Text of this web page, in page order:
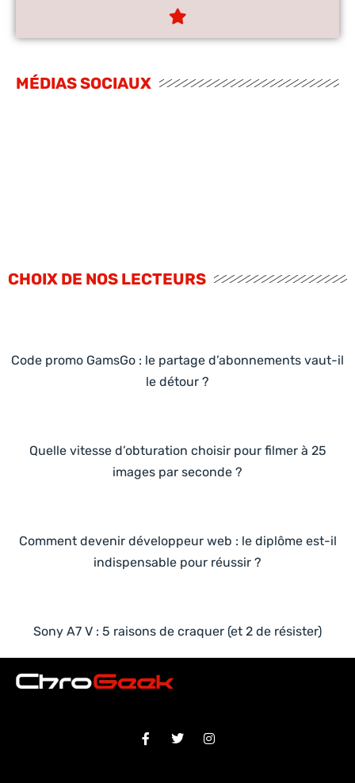
MÉDIAS SOCIAUX
CHOIX DE NOS LECTEURS
Code promo GamsGo : le partage d’abonnements vaut-il
le détour ?
Quelle vitesse d’obturation choisir pour filmer à 25
images par seconde ?
Comment devenir développeur web : le diplôme est-il
indispensable pour réussir ?
Sony A7 V : 5 raisons de craquer (et 2 de résister)